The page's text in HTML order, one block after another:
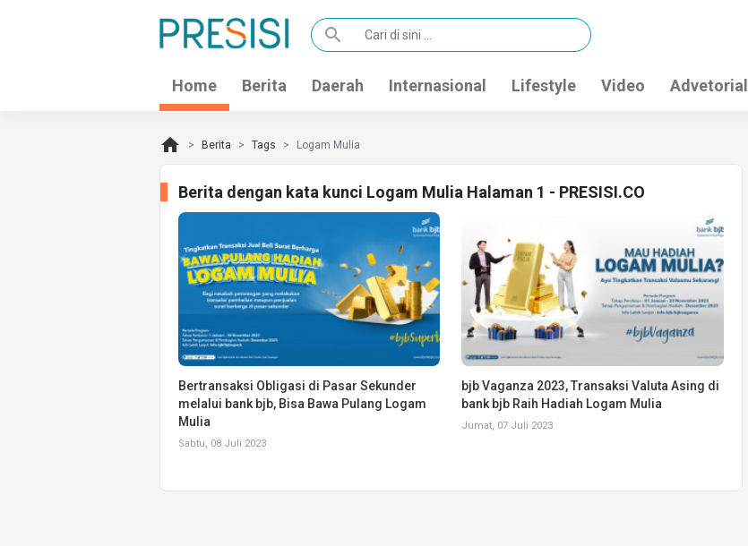
search
Home Berita Daerah Internasional Lifestyle Video Advetorial
home Berita Tags Logam Mulia
Berita dengan kata kunci Logam Mulia Halaman 1 - PRESISI.CO
Bertransaksi Obligasi di Pasar Sekunder
melalui bank bjb, Bisa Bawa Pulang Logam
Mulia
Sabtu, 08 Juli 2023
bjb Vaganza 2023, Transaksi Valuta Asing di
bank bjb Raih Hadiah Logam Mulia
Jumat, 07 Juli 2023